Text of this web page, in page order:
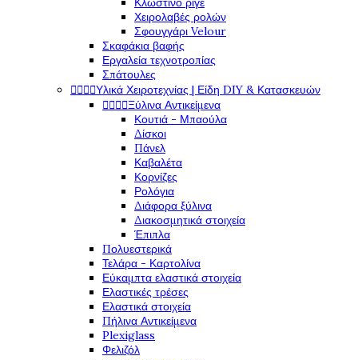
Χειρολαβές ρολών
Σφουγγάρι Velour
Σκαφάκια βαφής
Εργαλεία τεχνοτροπίας
Σπάτουλες
Υλικά Χειροτεχνίας | Είδη DIY & Κατασκευών
Ξύλινα Αντικείμενα
Κουτιά - Μπαούλα
Δίσκοι
Πάνελ
Καβαλέτα
Κορνίζες
Ρολόγια
Διάφορα ξύλινα
Διακοσμητικά στοιχεία
Έπιπλα
Πολυεστερικά
Τελάρα - Καρτολίνα
Εύκαμπτα ελαστικά στοιχεία
Ελαστικές τρέσες
Ελαστικά στοιχεία
Πήλινα Αντικείμενα
Plexiglass
Φελιζόλ